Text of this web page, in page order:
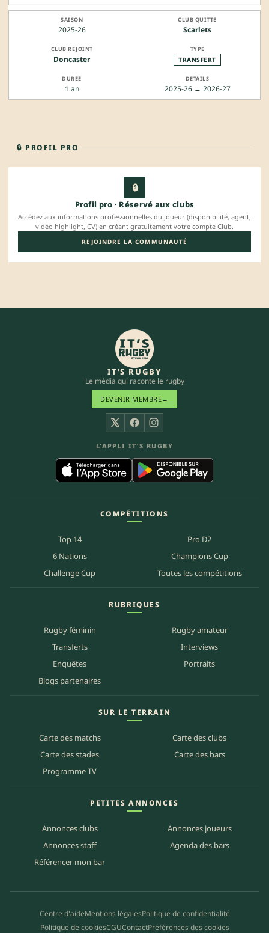
2025-26 Scarlets
Doncaster TRANSFERT
1 an 2025-26 → 2026-27
🔒 PROFIL PRO
🔒
Profil pro · Réservé aux clubs
Accédez aux informations professionnelles du joueur (disponibilité, agent,
vidéo highlight, CV) en créant gratuitement votre compte Club.
REJOINDRE LA COMMUNAUTÉ
IT’S RUGBY
Le média qui raconte le rugby
DEVENIR MEMBRE→
X FacebookInstagram
L’APPLI IT’S RUGBY
COMPÉTITIONS
Top 14
Pro D2
6 Nations
Champions Cup
Challenge Cup
Toutes les compétitions
RUBRIQUES
Rugby féminin
Rugby amateur
Transferts
Interviews
Enquêtes
Portraits
Blogs partenaires
SUR LE TERRAIN
Carte des matchs
Carte des clubs
Carte des stades
Carte des bars
Programme TV
PETITES ANNONCES
Annonces clubs
Annonces joueurs
Annonces staff
Agenda des bars
Référencer mon bar
Centre d'aideMentions légalesPolitique de confidentialité
Politique de cookiesCGUContactPréférences des cookies